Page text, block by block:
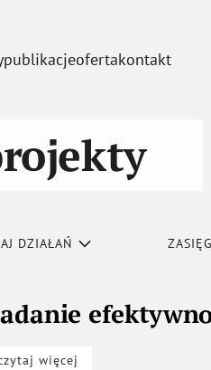
publikacjeofertakontakt
DZIAŁAŃ
więcej